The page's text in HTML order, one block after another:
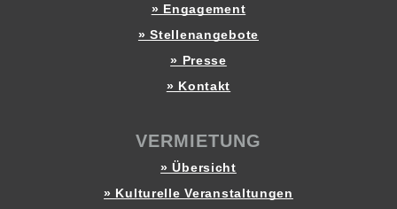
» Engagement
» Stellenangebote
» Presse
» Kontakt
VERMIETUNG
» Übersicht
» Kulturelle Veranstaltungen